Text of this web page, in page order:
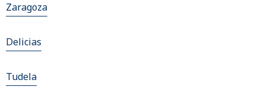
Zaragoza
Delicias
Tudela